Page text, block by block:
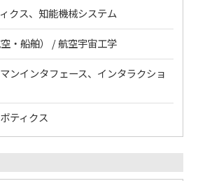
クス、知能機械システム
・船舶） / 航空宇宙工学
ンインタフェース、インタラクショ
ティクス